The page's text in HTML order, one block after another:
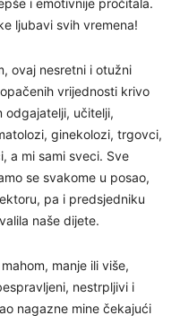
i emotivnije pročitala.
ljubavi svih vremena!
ovaj nesretni i otužni
vrijednosti krivo
odgajatelji, učitelji,
ginekolozi, trgovci,
a mi sami sveci. Sve
se svakome u posao,
pa i predsjedniku
naše dijete.
manje ili više,
nestrpljivi i
nagazne mine čekajući